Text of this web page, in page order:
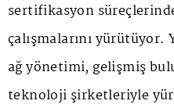
sertifikasyon
çalışmalarını yürütüyor.
ağ yönetimi, gelişmiş
teknoloji şirketleriyle